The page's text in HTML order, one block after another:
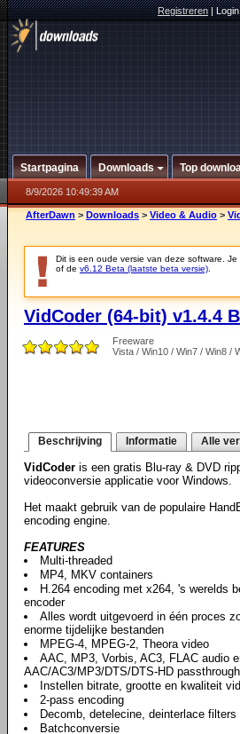
Registreren|
Startpagina Downloads Top
8/9/2026 10:49:39 AM
AfterDawn > Downloads > Video & Audio >
Dit is een oude versie van deze software. Je
of de v6.12 Beta (laatste beta versie)
VidCoder (64-bit) v1.4.4
Freeware
Vista / Win10 / Win7 / Win8 /
Beschrijving Informatie Alle
VidCoder is een gratis Blu-ray & DVD
videoconversie applicatie voor Windows.
Het maakt gebruik van de populaire
encoding engine.
FEATURES
Multi-threaded
MP4, MKV containers
H.264 encoding met x264, 's werelds
encoder
Alles wordt uitgevoerd in één proces
enorme tijdelijke bestanden
MPEG-4, MPEG-2, Theora video
AAC, MP3, Vorbis, AC3, FLAC audio
AAC/AC3/MP3/DTS/DTS-HD passthrough
Instellen bitrate, grootte en kwaliteit
2-pass encoding
Decomb, detelecine, deinterlace filters
Batchconversie